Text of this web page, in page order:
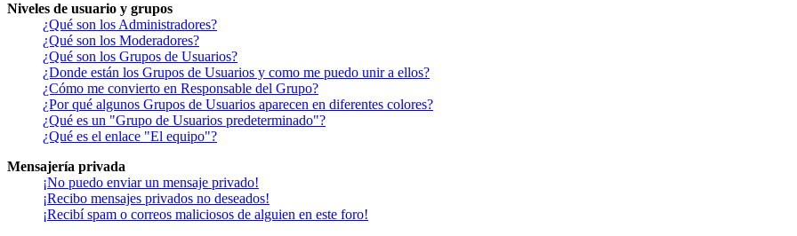
Niveles de usuario y grupos
¿Qué son los Administradores?
¿Qué son los Moderadores?
¿Qué son los Grupos de Usuarios?
¿Donde están los Grupos de Usuarios y como me puedo unir a ellos?
¿Cómo me convierto en Responsable del Grupo?
¿Por qué algunos Grupos de Usuarios aparecen en diferentes colores?
¿Qué es un "Grupo de Usuarios predeterminado"?
¿Qué es el enlace "El equipo"?
Mensajería privada
¡No puedo enviar un mensaje privado!
¡Recibo mensajes privados no deseados!
¡Recibí spam o correos maliciosos de alguien en este foro!